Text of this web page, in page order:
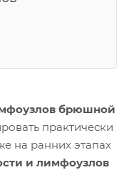
брюшной
практически
на ранних этапах
и лимфоузлов